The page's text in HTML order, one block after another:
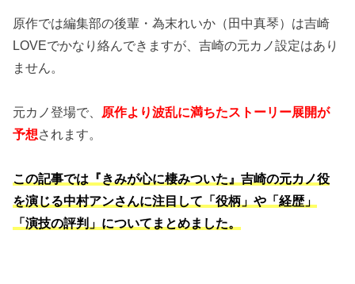
原作では編集部の後輩・為末れいか（田中真琴）は吉崎
LOVEでかなり絡んできますが、吉崎の元カノ設定はあり
ません。
元カノ登場で、 原作より波乱に満ちたストーリー展開が
予想されます。
この記事では『きみが心に棲みついた』吉崎の元カノ役
を演じる中村アンさんに注目して「役柄」や「経歴」
「演技の評判」についてまとめました。